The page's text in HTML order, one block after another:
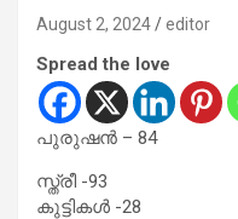
August 2, 2024 editor
Spread the love
പുരുഷന്‍ – 84
സ്ത്രീ -93
കുട്ടികള്‍ -28